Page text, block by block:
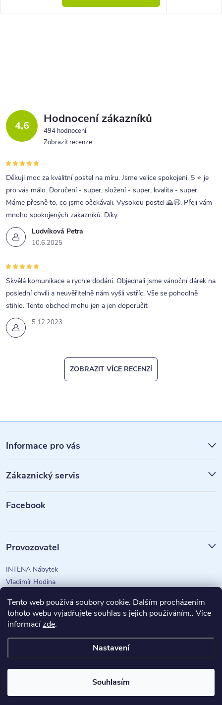
Tento web používá soubory cookie. Dalším procházením
tohoto webu vyjadřujete souhlas s jejich používáním.. Více
informacízde.
Nastavení
Souhlasím
4,6 Hodnocení zákazníků
494 hodnocení
Zobrazit recenze
Ludvíková Petra
10.6.2025
Děkuji moc za kvalitní postel na míru. Jsme velice spokojeni. 5 ⭐ je
pro vás málo. Doručení - super, složení - super, kvalita - super.
Máme přesně to, co jsme očekávali. Vysokou postel 🙏😉. Přeji vám
mnoho spokojených zákazníků. Díky.
5.12.2023
Skvělá komunikace a rychle dodání. Objednali jsme vánoční dárek na
poslední chvíli a neuvěřitelně nám vyšli vstříc. Vše se pohodlně
stihlo. Tento obchod mohu jen a jen doporučit
ZOBRAZIT VÍCE RECENZÍ
á
p
a
Informace pro vás
Zákaznický servis
Facebook
Provozovatel
INTENA Nábytek
Vladimír Hodina
Copyright 2026INTENA Nábytek. Všechna práva vyhrazena.